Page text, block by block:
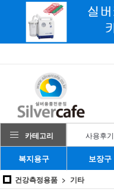
카테고리 사용후기
복지용구 보장구
건강측정용품 기타